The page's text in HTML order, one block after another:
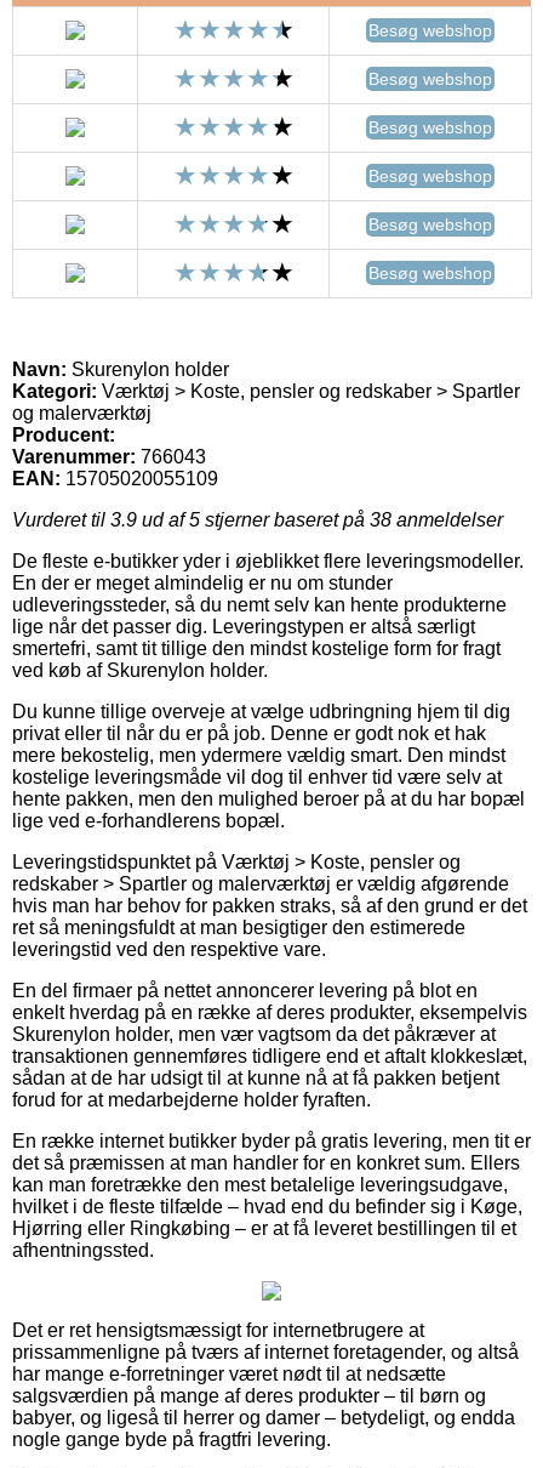
Besøg webshop
Besøg webshop
Besøg webshop
Besøg webshop
Besøg webshop
Besøg webshop
Navn: Skurenylon holder
Kategori: Værktøj > Koste, pensler og redskaber > Spartler
og malerværktøj
Producent:
Varenummer: 766043
EAN: 15705020055109
Vurderet til 3.9 ud af 5 stjerner baseret på 38 anmeldelser
De fleste e-butikker yder i øjeblikket flere leveringsmodeller.
En der er meget almindelig er nu om stunder
udleveringssteder, så du nemt selv kan hente produkterne
lige når det passer dig. Leveringstypen er altså særligt
smertefri, samt tit tillige den mindst kostelige form for fragt
ved køb af Skurenylon holder.
Du kunne tillige overveje at vælge udbringning hjem til dig
privat eller til når du er på job. Denne er godt nok et hak
mere bekostelig, men ydermere vældig smart. Den mindst
kostelige leveringsmåde vil dog til enhver tid være selv at
hente pakken, men den mulighed beroer på at du har bopæl
lige ved e-forhandlerens bopæl.
Leveringstidspunktet på Værktøj > Koste, pensler og
redskaber > Spartler og malerværktøj er vældig afgørende
hvis man har behov for pakken straks, så af den grund er det
ret så meningsfuldt at man besigtiger den estimerede
leveringstid ved den respektive vare.
En del firmaer på nettet annoncerer levering på blot en
enkelt hverdag på en række af deres produkter, eksempelvis
Skurenylon holder, men vær vagtsom da det påkræver at
transaktionen gennemføres tidligere end et aftalt klokkeslæt,
sådan at de har udsigt til at kunne nå at få pakken betjent
forud for at medarbejderne holder fyraften.
En række internet butikker byder på gratis levering, men tit er
det så præmissen at man handler for en konkret sum. Ellers
kan man foretrække den mest betalelige leveringsudgave,
hvilket i de fleste tilfælde – hvad end du befinder sig i Køge,
Hjørring eller Ringkøbing – er at få leveret bestillingen til et
afhentningssted.
Det er ret hensigtsmæssigt for internetbrugere at
prissammenligne på tværs af internet foretagender, og altså
har mange e-forretninger været nødt til at nedsætte
salgsværdien på mange af deres produkter – til børn og
babyer, og ligeså til herrer og damer – betydeligt, og endda
nogle gange byde på fragtfri levering.